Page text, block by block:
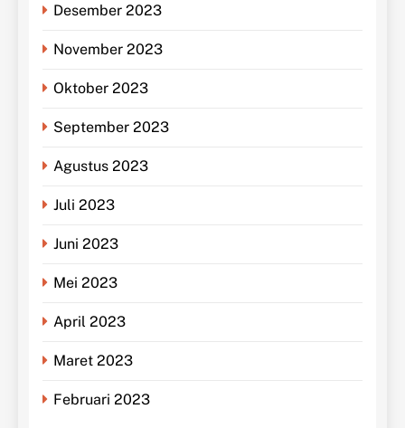
Desember 2023
November 2023
Oktober 2023
September 2023
Agustus 2023
Juli 2023
Juni 2023
Mei 2023
April 2023
Maret 2023
Februari 2023